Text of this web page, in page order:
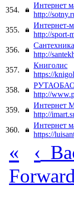
354.
Интернет
http://
355.
Интернет-
http://sport-
356.
http://
357.
Книголис
https://
358.
http://
359.
Интернет
http://
360.
Интернет
https://
« ‹
Forward